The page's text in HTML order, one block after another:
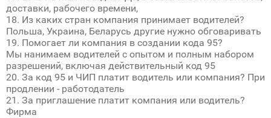
доставки, рабочего времени,
18. Из каких стран компания принимает водителей?
Польша, Украина, Беларусь другие нужно обговаривать
19. Помогает ли компания в создании кода 95?
Мы нанимаем водителей с опытом и полным набором
разрешений, включая действительный код 95
20. За код 95 и ЧИП платит водитель или компания? При
продлении - работодатель
21. За приглашение платит компания или водитель?
Фирма